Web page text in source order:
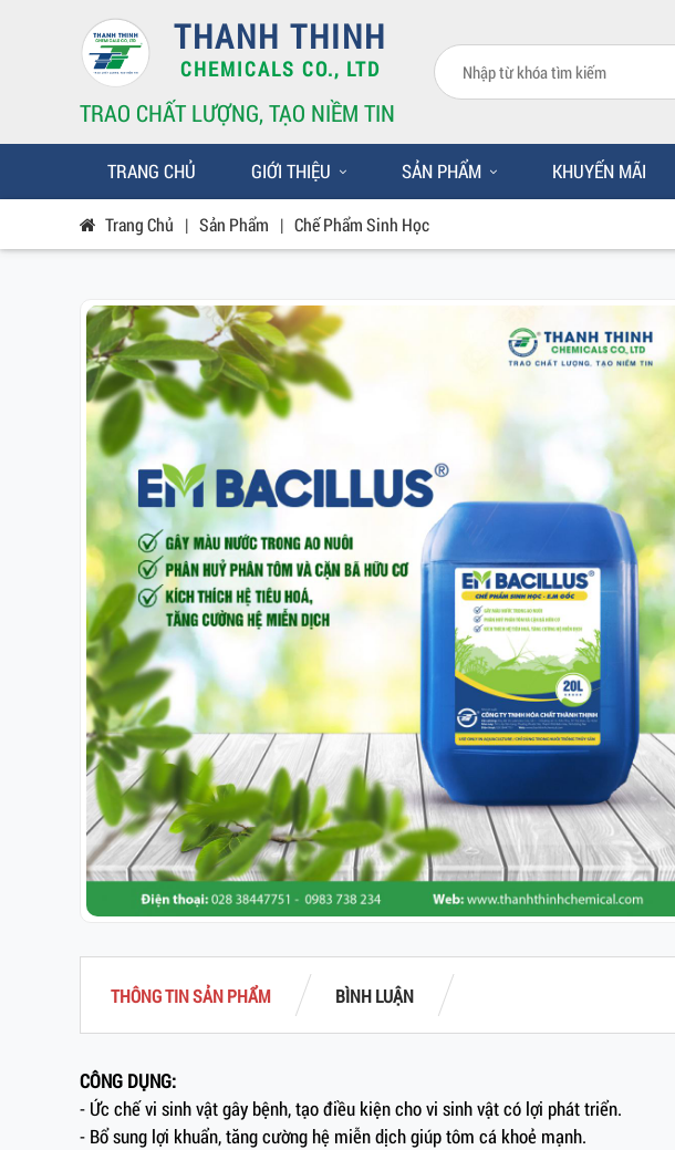
THANH THINH
CHEMICALS CO., LTD
TRAO CHẤT LƯỢNG, TẠO NIỀM TIN
TRANG CHỦ GIỚI THIỆU SẢN PHẨM KHUYẾN MÃI
Trang Chủ | Sản Phẩm | Chế Phẩm Sinh Học
THÔNG TIN SẢN PHẨM BÌNH LUẬN
CÔNG DỤNG:
- Ức chế vi sinh vật gây bệnh, tạo điều kiện cho vi sinh vật có lợi phát triển.
- Bổ sung lợi khuẩn, tăng cường hệ miễn dịch giúp tôm cá khoẻ mạnh.